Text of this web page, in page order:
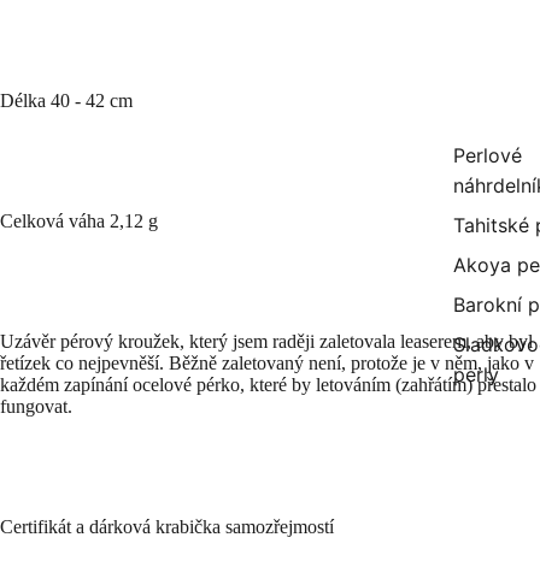
Perlové
Tahitské
Akoya
Barokní
perly
Délka 40 - 42 cm
Celková váha 2,12 g
Uzávěr pérový kroužek, který jsem raději zaletovala leaserem, aby byl
řetízek co nejpevněší. Běžně zaletovaný není, protože je v něm, jako v
každém zapínání ocelové pérko, které by letováním (zahřátím) přestalo
fungovat.
Certifikát a dárková krabička samozřejmostí